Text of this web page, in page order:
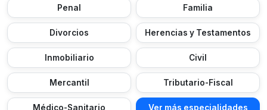
Penal Familia
Divorcios Herencias y Testamentos
Inmobiliario Civil
Mercantil Tributario-Fiscal
Médico-Sanitario Ver más especialidades